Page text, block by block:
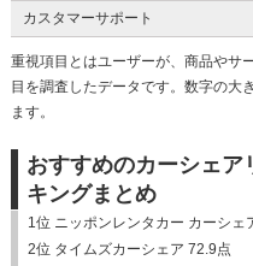
カスタマーサポート
重視項目とはユーザーが、商品やサ
目を調査したデータです。数字の大
ます。
おすすめのカーシェ
キングまとめ
1位 ニッポンレンタカー カーシェ
2位 タイムズカーシェア 72.9点